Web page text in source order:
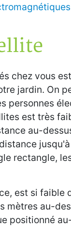
chez vous
jardin. On
personnes
est très
au-
rectangle,
est si faible
mètres au-
positionné